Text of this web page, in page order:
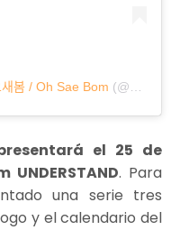
/ Oh Sae Bom (@saebomoh) el
presentará el 25 de
. Para
una serie tres
y el calendario del